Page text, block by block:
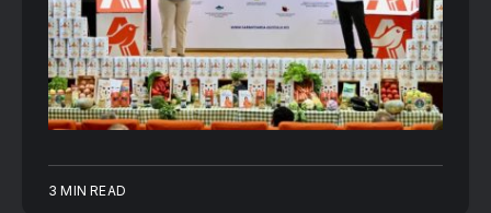
3 MIN READ